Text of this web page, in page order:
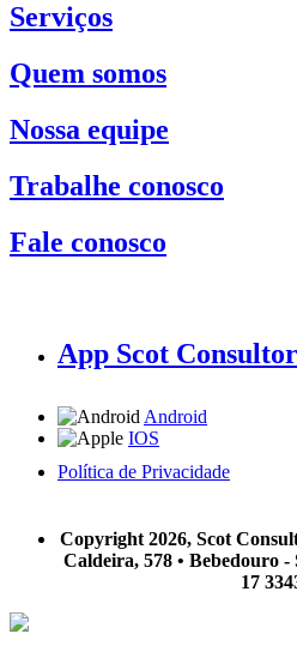
Serviços
Quem somos
Nossa equipe
Trabalhe conosco
Fale conosco
App Scot
Android
IOS
Política de Privacidade
Copyright 2026, Scot
Caldeira, 578 • Bebedouro -
17